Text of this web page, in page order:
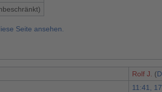
Seite ansehen.
Rolf J. (
11:41,